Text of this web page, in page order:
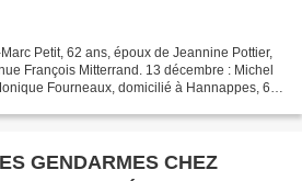
Petit, 62 ans, époux de Jeannine Pottier,
François Mitterrand. 13 décembre : Michel
Fourneaux, domicilié à Hannappes, 6,
GENDARMES CHEZ